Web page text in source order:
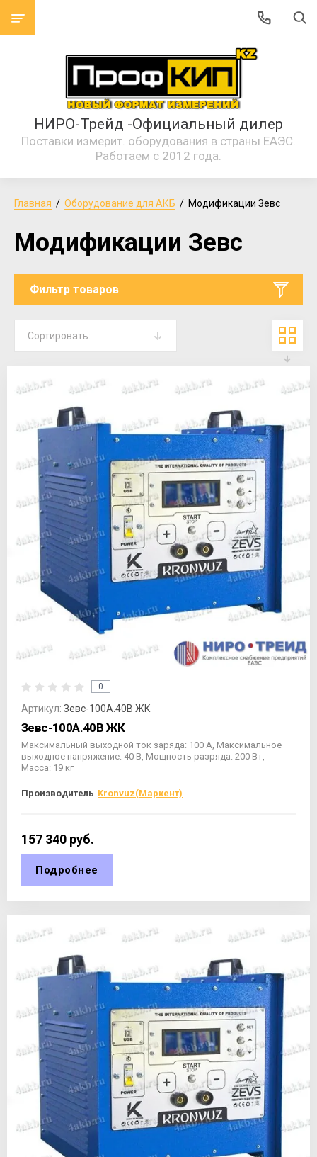
НИРО-Трейд -Официальный дилер
Поставки измерит. оборудования в страны ЕАЭС.
Работаем с 2012 года.
Главная
  /
Оборудование для АКБ
  /  Модификации Зевс
Модификации Зевс
Фильтр товаров
Сортировать:
0
Артикул: Зевс-100А.40В ЖК
Зевс-100А.40В ЖК
Максимальный выходной ток заряда: 100 А, Максимальное
выходное напряжение: 40 В, Мощность разряда: 200 Вт,
Масса: 19 кг
Производитель Kronvuz(Маркент)
157 340 руб.
Подробнее